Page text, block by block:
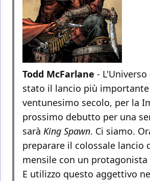
Todd McFarlane -
stato il lancio più
ventunesimo secolo, per la
prossimo debutto per una
sarà King Spawn. Ci siamo.
preparare il colossale lancio
mensile con un
E utilizzo questo aggettivo